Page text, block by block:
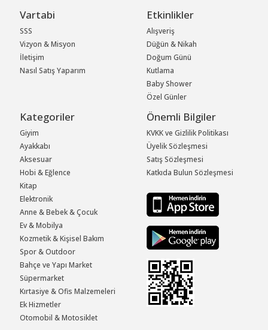
Vartabi
SSS
Vizyon & Misyon
İletişim
Nasıl Satış Yaparım
Etkinlikler
Alışveriş
Düğün & Nikah
Doğum Günü
Kutlama
Baby Shower
Özel Günler
Kategoriler
Giyim
Ayakkabı
Aksesuar
Hobi & Eğlence
Kitap
Elektronik
Anne & Bebek & Çocuk
Ev & Mobilya
Kozmetik & Kişisel Bakım
Spor & Outdoor
Bahçe ve Yapı Market
Süpermarket
Kırtasiye & Ofis Malzemeleri
Ek Hizmetler
Otomobil & Motosiklet
Önemli Bilgiler
KVKK ve Gizlilik Politikası
Üyelik Sözleşmesi
Satış Sözleşmesi
Katkıda Bulun Sözleşmesi